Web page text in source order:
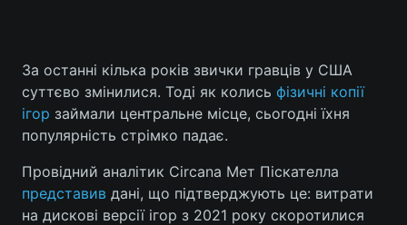
За останні кілька років звички гравців у США
суттєво змінилися. Тоді як колись фізичні копії
ігор займали центральне місце, сьогодні їхня
популярність стрімко падає.
Провідний аналітик Circana Мет Піскателла
представив дані, що підтверджують це: витрати
на дискові версії ігор з 2021 року скоротилися